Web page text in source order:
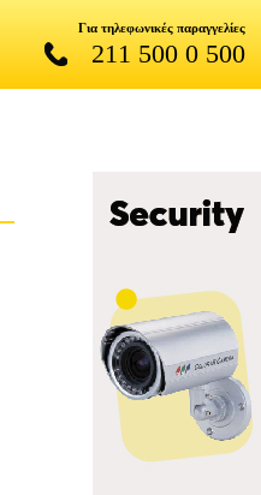
Για τηλεφωνικές παραγγελίες
211 500 0 500